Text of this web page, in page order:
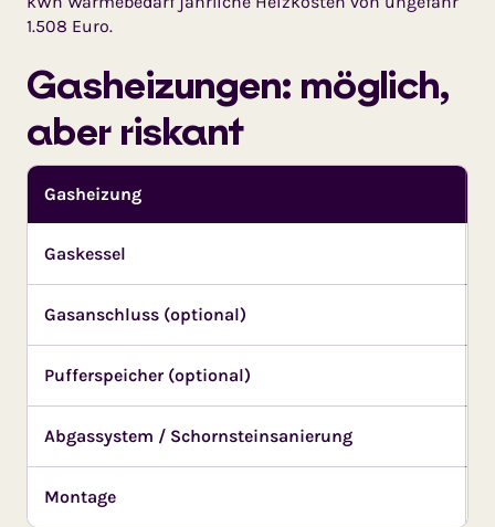
1.508 Euro.
Gasheizungen: möglich,
aber riskant
Gasheizung
Gaskessel
Gasanschluss (optional)
Pufferspeicher (optional)
Abgassystem / Schornsteinsanierung
Montage